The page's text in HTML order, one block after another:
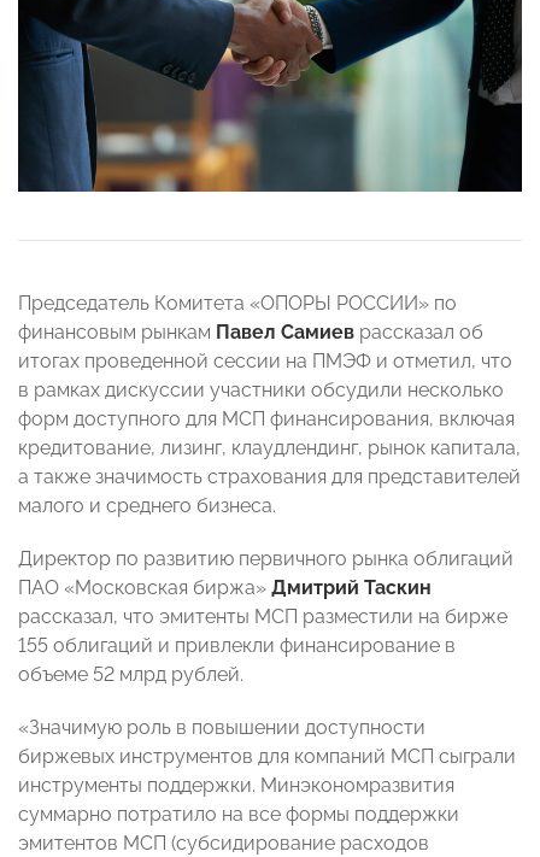
Председатель Комитета «ОПОРЫ РОССИИ» по
финансовым рынкам Павел Самиев рассказал об
итогах проведенной сессии на ПМЭФ и отметил, что
в рамках дискуссии участники обсудили несколько
форм доступного для МСП финансирования, включая
кредитование, лизинг, клаудлендинг, рынок капитала,
а также значимость страхования для представителей
малого и среднего бизнеса.
Директор по развитию первичного рынка облигаций
ПАО «Московская биржа» Дмитрий Таскин
рассказал, что эмитенты МСП разместили на бирже
155 облигаций и привлекли финансирование в
объеме 52 млрд рублей.
«Значимую роль в повышении доступности
биржевых инструментов для компаний МСП сыграли
инструменты поддержки. Минэкономразвития
суммарно потратило на все формы поддержки
эмитентов МСП (субсидирование расходов